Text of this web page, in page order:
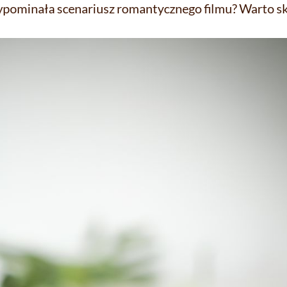
scenariusz romantycznego filmu? Warto